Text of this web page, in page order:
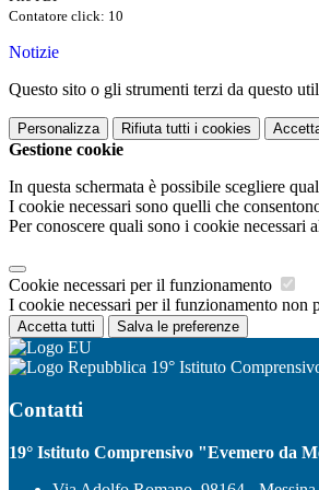
Contatore click: 10
Notizie
Questo sito o gli strumenti terzi da questo
Personalizza Rifiuta tutti i cookies
Gestione cookie
In questa schermata è possibile scegliere
I cookie necessari sono quelli che
Per conoscere quali sono i cookie necessari
Cookie necessari per il funzionamento
I cookie necessari per il funzionamento non
Accetta tutti Salva le preferenze
19° Istituto
Contatti
19° Istituto Comprensivo "Evemero da